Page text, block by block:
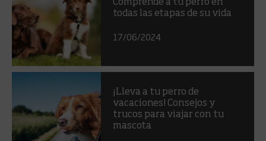
Comprende a tu perro en
todas las etapas de su vida
17/06/2024
¡Lleva a tu perro de
vacaciones! Consejos y
trucos para viajar con tu
mascota